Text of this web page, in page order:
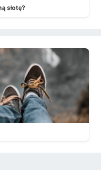
słotę?